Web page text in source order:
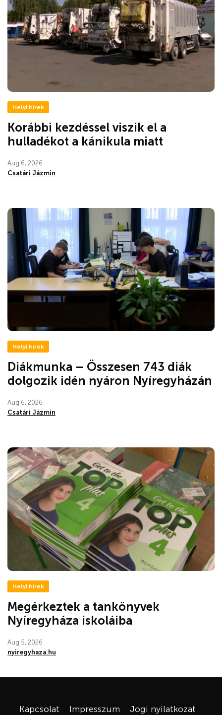
Helyi hírek
Korábbi kezdéssel viszik el a
hulladékot a kánikula miatt
Aug 6, 2026
Csatári Jázmin
Helyi hírek
Diákmunka – Összesen 743 diák
dolgozik idén nyáron Nyíregyházán
Aug 6, 2026
Csatári Jázmin
Helyi hírek
Megérkeztek a tankönyvek
Nyíregyháza iskoláiba
Aug 5, 2026
nyiregyhaza.hu
Kapcsolat Impresszum Jogi nyilatkozat